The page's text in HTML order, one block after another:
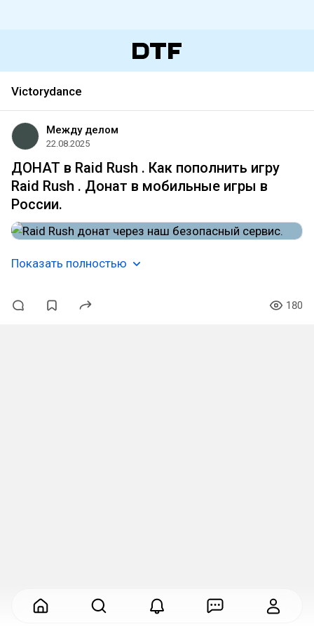
Victorydance
Между делом
22.08.2025
ДОНАТ в Raid Rush . Как пополнить игру
Raid Rush . Донат в мобильные игры в
России.
Показать полностью
180